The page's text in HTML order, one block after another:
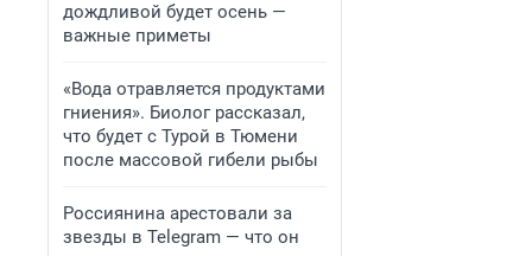
дождливой будет осень —
важные приметы
«Вода отравляется продуктами
гниения». Биолог рассказал,
что будет с Турой в Тюмени
после массовой гибели рыбы
Россиянина арестовали за
звезды в Telegram — что он